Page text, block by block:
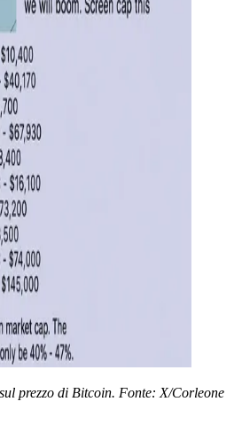
prezzo di Bitcoin. Fonte: X/Corleone